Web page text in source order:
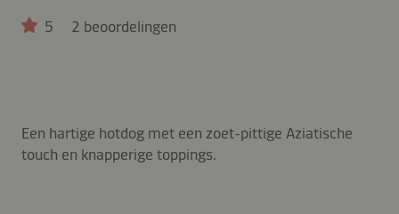
5 2 beoordelingen
Een hartige hotdog met een zoet-pittige Aziatische
touch en knapperige toppings.